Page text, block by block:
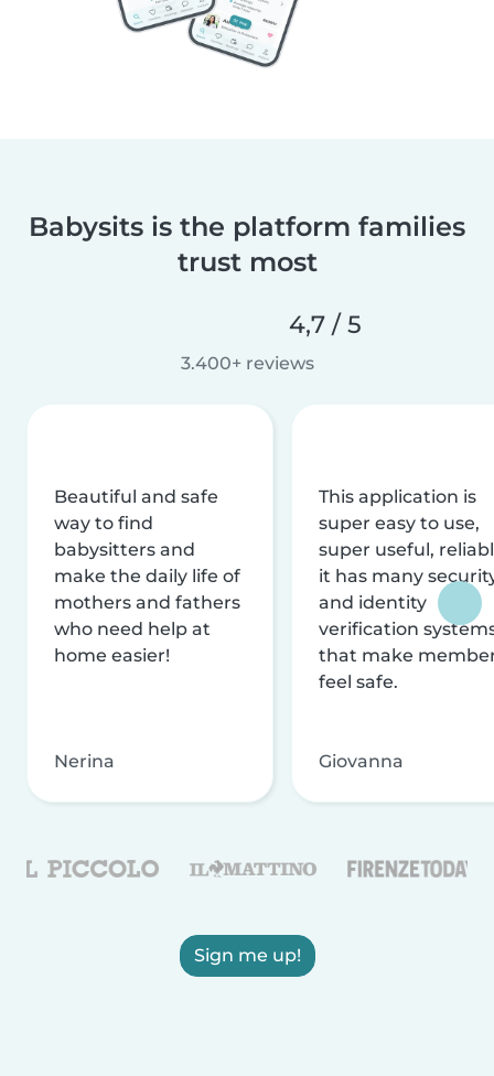
Babysits is the platform families
trust most
4,7 / 5
3.400+ reviews
Beautiful and safe
way to find
babysitters and
make the daily life of
mothers and fathers
who need help at
home easier!
Nerina
This application is
super easy to use,
super useful,
it has many
and identity
verification
that make
feel safe.
Giovanna
Sign me up!